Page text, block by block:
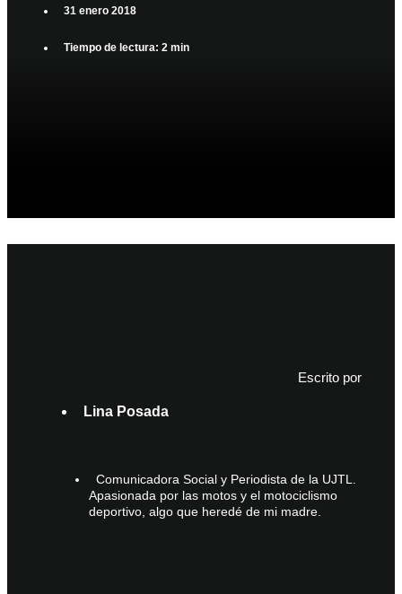
31 enero 2018
Tiempo de lectura: 2 min
Escrito por
Lina Posada
Comunicadora Social y Periodista de la UJTL.
Apasionada por las motos y el motociclismo
deportivo, algo que heredé de mi madre.